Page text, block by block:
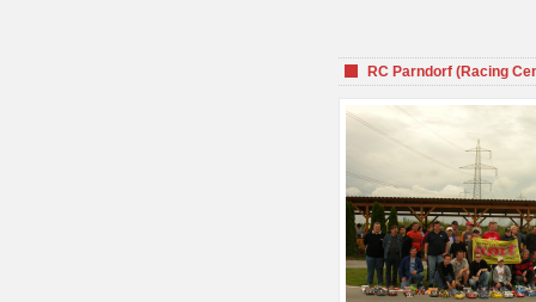
RC Parndorf (Racing